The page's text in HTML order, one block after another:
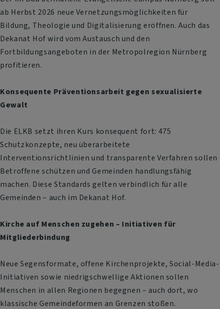
ab Herbst 2026 neue Vernetzungsmöglichkeiten für
Bildung, Theologie und Digitalisierung eröffnen. Auch das
Dekanat Hof wird vom Austausch und den
Fortbildungsangeboten in der Metropolregion Nürnberg
profitieren.
Konsequente Präventionsarbeit gegen sexualisierte
Gewalt
Die ELKB setzt ihren Kurs konsequent fort: 475
Schutzkonzepte, neu überarbeitete
Interventionsrichtlinien und transparente Verfahren sollen
Betroffene schützen und Gemeinden handlungsfähig
machen. Diese Standards gelten verbindlich für alle
Gemeinden – auch im Dekanat Hof.
Kirche auf Menschen zugehen – Initiativen für
Mitgliederbindung
Neue Segensformate, offene Kirchenprojekte, Social-Media-
Initiativen sowie niedrigschwellige Aktionen sollen
Menschen in allen Regionen begegnen – auch dort, wo
klassische Gemeindeformen an Grenzen stoßen.